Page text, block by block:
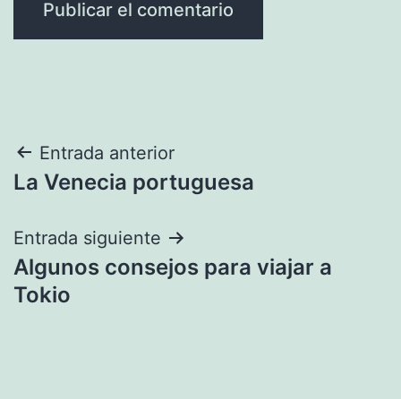
Navegación
de
entradas
Entrada anterior
La Venecia portuguesa
Entrada siguiente
Algunos consejos para viajar a
Tokio